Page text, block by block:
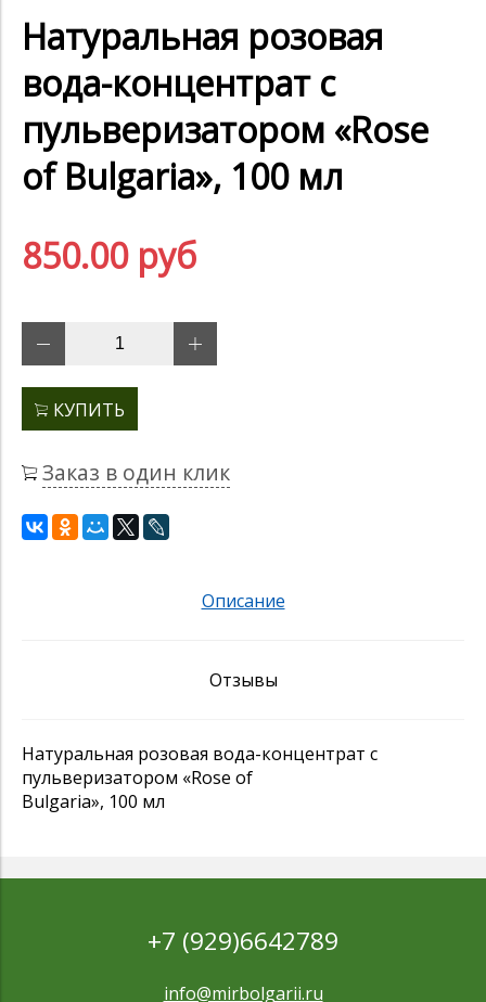
Натуральная розовая
вода-концентрат с
пульверизатором «Rose
of Bulgaria», 100 мл
850.00 руб
КУПИТЬ
Заказ в один клик
Описание
Отзывы
Натуральная розовая вода-концентрат с
пульверизатором «Rose of
Bulgaria», 100 мл
+7 (929)6642789
info@mirbolgarii.ru